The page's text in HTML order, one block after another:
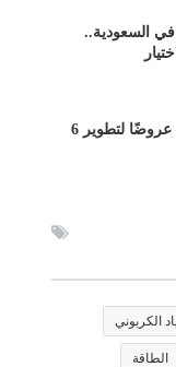
في السعودية..
أرامكو السعودية تدرس عروضًا لتطوير 6
الكربوني
الطاقة